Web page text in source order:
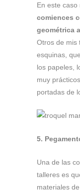
En este
comiences
geométrica
Otros de mis
esquinas,
los papeles,
muy
portadas de
5.
Una de las
talleres es
materiales